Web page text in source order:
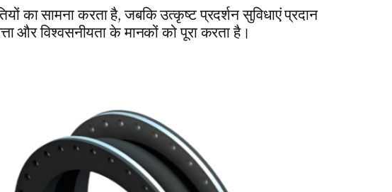
का सामना करता है, जबकि उत्कृष्ट प्रदर्शन सुविधाएं प्रदान
और विश्वसनीयता के मानकों को पूरा करता है।